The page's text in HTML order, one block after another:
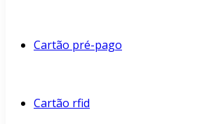
Cartão pré-pago
Cartão rfid